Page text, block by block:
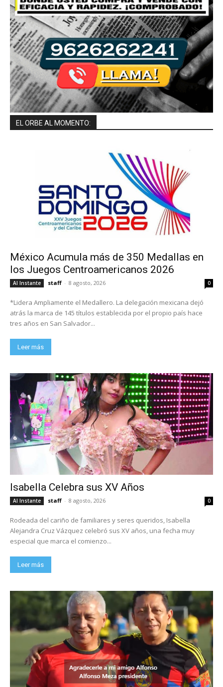
EL ORBE AL MOMENTO:
México Acumula más de 350 Medallas en
los Juegos Centroamericanos 2026
Al Instante staff - 8 agosto, 2026 0
*Lidera Ampliamente el Medallero. La delegación mexicana dejó
atrás la marca de 145 títulos establecida por el propio país hace
tres años en San Salvador...
Leer más
Isabella Celebra sus XV Años
Al Instante staff - 8 agosto, 2026 0
Rodeada del cariño de familiares y seres queridos, Isabella
Alejandra Cruz Vázquez celebró sus XV años, una fecha muy
especial que marca el comienzo...
Leer más